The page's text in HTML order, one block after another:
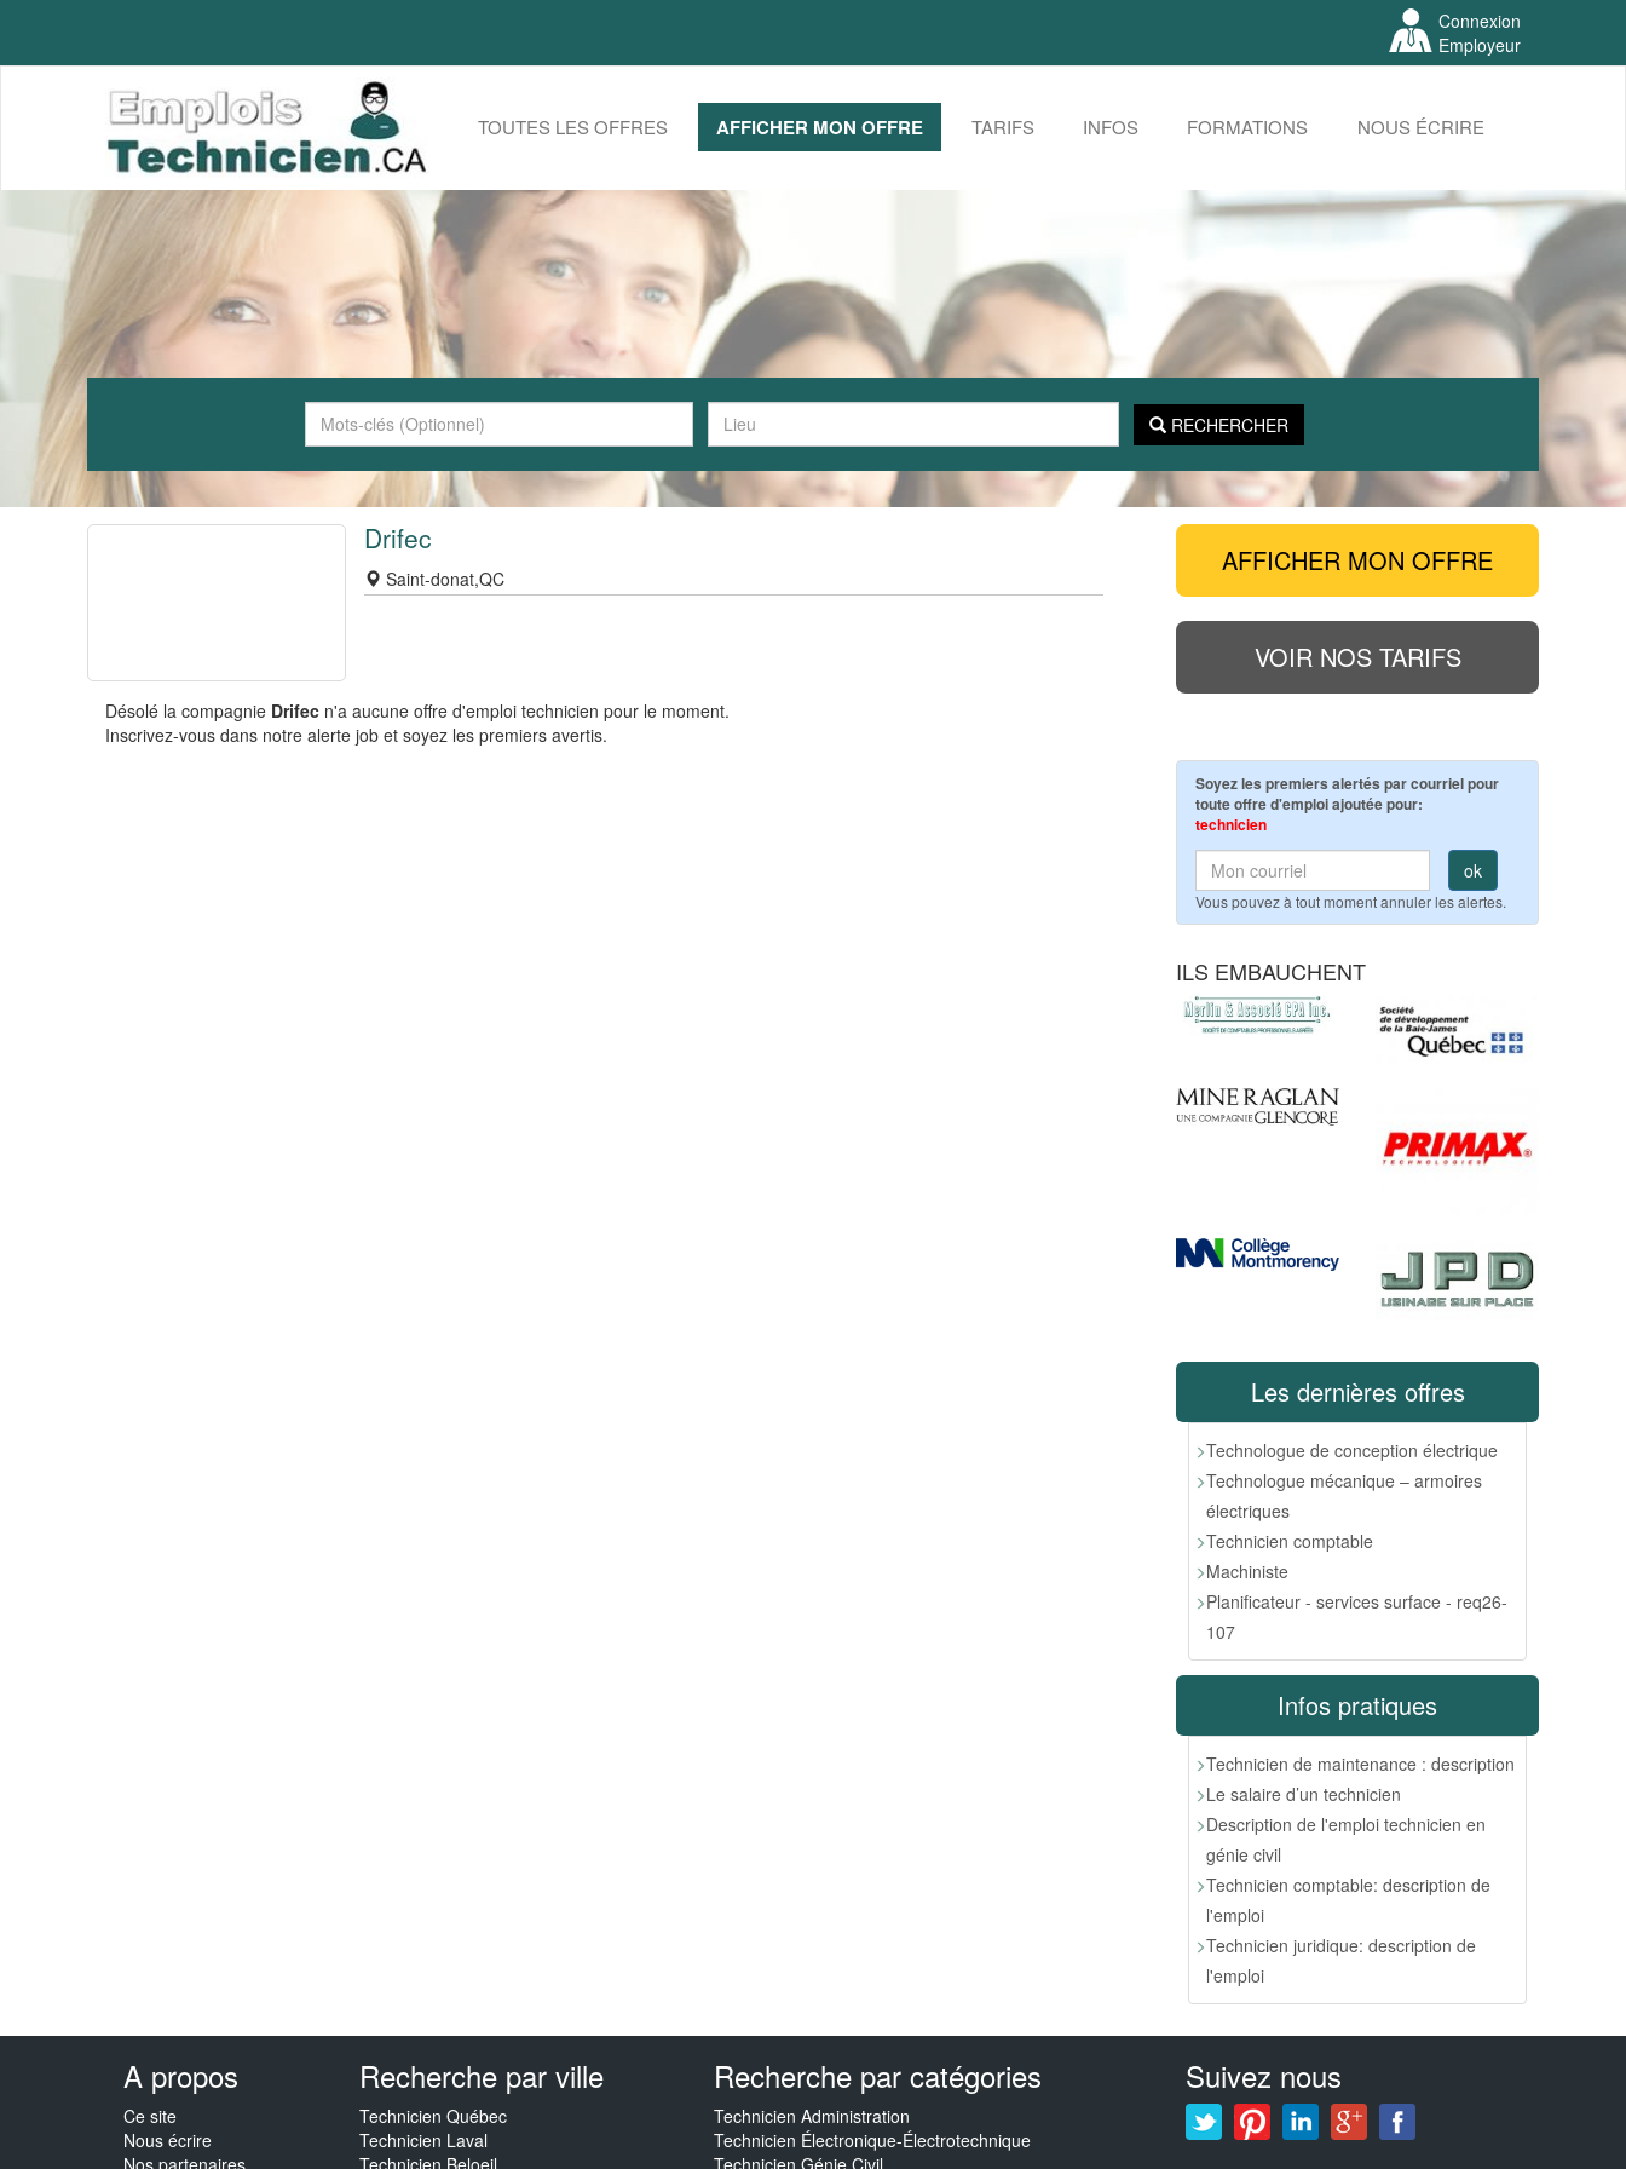
Connexion
Employeur
TOUTES LES OFFRES AFFICHER MON OFFRE TARIFS INFOS FORMATIONS NOUS ÉCRIRE
RECHERCHER
Drifec
Saint-donat,QC
Désolé la compagnie Drifec n'a aucune offre d'emploi technicien pour le moment.
Inscrivez-vous dans notre alerte job et soyez les premiers avertis.
AFFICHER MON OFFRE
VOIR NOS TARIFS
Soyez les premiers alertés par courriel pour
toute offre d'emploi ajoutée pour:
technicien
ok
Vous pouvez à tout moment annuler les alertes.
ILS EMBAUCHENT
Les dernières offres
Technologue de conception électrique
Technologue mécanique – armoires
électriques
Technicien comptable
Machiniste
Planificateur - services surface - req26-
107
Infos pratiques
Technicien de maintenance : description
Le salaire d’un technicien
Description de l'emploi technicien en
génie civil
Technicien comptable: description de
l'emploi
Technicien juridique: description de
l'emploi
A propos
Ce site
Nous écrire
Nos partenaires
Recherche par ville
Technicien Québec
Technicien Laval
Technicien Beloeil
Recherche par catégories
Technicien Administration
Technicien Électronique-Électrotechnique
Technicien Génie Civil
Suivez nous